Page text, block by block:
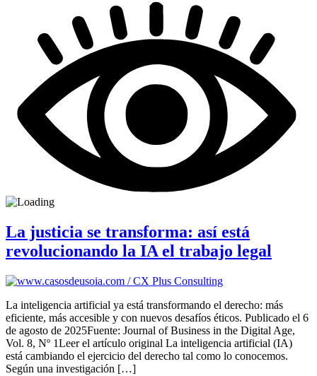
La justicia se transforma: así está
revolucionando la IA el trabajo legal
La inteligencia artificial ya está transformando el derecho: más
eficiente, más accesible y con nuevos desafíos éticos. Publicado el 6
de agosto de 2025Fuente: Journal of Business in the Digital Age,
Vol. 8, Nº 1Leer el artículo original La inteligencia artificial (IA)
está cambiando el ejercicio del derecho tal como lo conocemos.
Según una investigación […]